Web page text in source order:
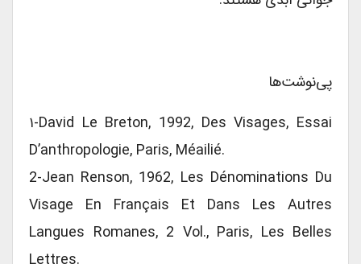
پی‌نوشت‌ها
۱-David Le Breton, 1992, Des Visages, Essai
D’anthropologie, Paris, Méailié.
2-Jean Renson, 1962, Les Dénominations Du
Visage En Français Et Dans Les Autres
Langues Romanes, 2 Vol., Paris, Les Belles